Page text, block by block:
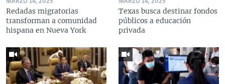
Redadas migratorias
transforman a comunidad
hispana en Nueva York
Texas busca destinar fondos
públicos a educación
privada